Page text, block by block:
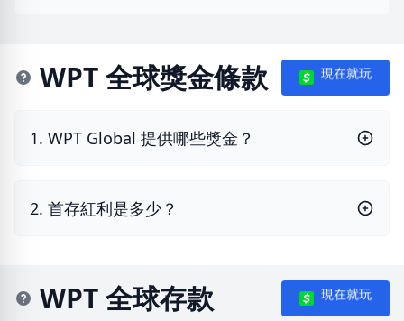
WPT 全球獎金條款 現在就玩
1. WPT Global 提供哪些獎金？
2. 首存紅利是多少？
WPT 全球存款 現在就玩